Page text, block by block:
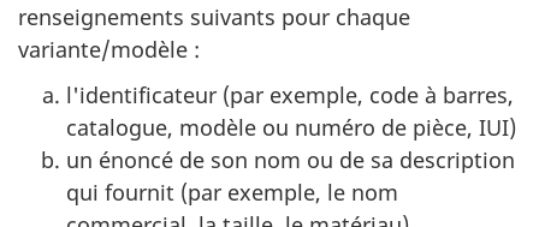
renseignements suivants pour chaque
variante/modèle :
l'identificateur (par exemple, code à barres,
catalogue, modèle ou numéro de pièce, IUI)
un énoncé de son nom ou de sa description
qui fournit (par exemple, le nom